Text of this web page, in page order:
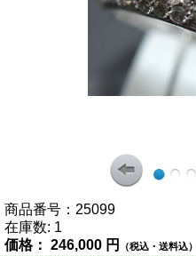
商品番号： 25099
在庫数: 1
価格： 246,000 円 （税込・送料込）